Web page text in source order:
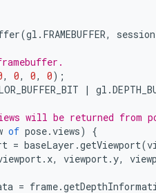
(gl . FRAMEBUFFER, session
, 0, 0, 0);
| gl .
will be returned from
of pose.views)
{
= baseLayer .getViewport(
. x, viewport.y,
= frame.